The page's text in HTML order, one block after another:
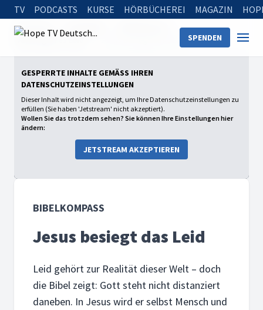
TV PODCASTS KURSE HÖRBÜCHEREI MAGAZIN
SPENDEN
Startseite
Warum gibt es Leid?
GESPERRTE INHALTE GEMÄSS IHREN D
ATENSCHUTZEINSTELLUNGEN
Dieser Inhalt wird nicht angezeigt, um Ihre Datenschutzeinstellungen zu
erfüllen (Sie haben 'Jetstream' nicht akzeptiert).
Wollen Sie das trotzdem sehen? Sie können Ihre Einstellungen hier
ändern:
JETSTREAM AKZEPTIEREN
BIBELKOMPASS
Jesus besiegt das Leid
Leid gehört zur Realität dieser Welt – doch
die Bibel zeigt: Gott steht nicht distanziert
daneben. In Jesus wird er selbst Mensch und